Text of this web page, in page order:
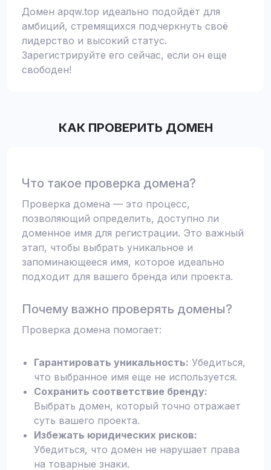
Домен apqw.top идеально подойдёт для
амбиций, стремящихся подчеркнуть своё
лидерство и высокий статус.
Зарегистрируйте его сейчас, если он еще
свободен!
КАК ПРОВЕРИТЬ ДОМЕН
Что такое проверка домена?
Проверка домена — это процесс,
позволяющий определить, доступно ли
доменное имя для регистрации. Это важный
этап, чтобы выбрать уникальное и
запоминающееся имя, которое идеально
подходит для вашего бренда или проекта.
Почему важно проверять домены?
Проверка домена помогает:
Гарантировать уникальность: Убедиться,
что выбранное имя еще не используется.
Сохранить соответствие бренду:
Выбрать домен, который точно отражает
суть вашего проекта.
Избежать юридических рисков:
Убедиться, что домен не нарушает права
на товарные знаки.